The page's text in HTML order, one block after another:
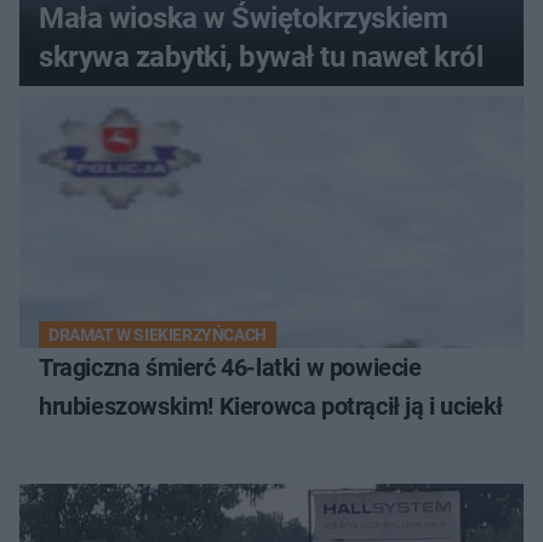
Mała wioska w Świętokrzyskiem
skrywa zabytki, bywał tu nawet król
DRAMAT W SIEKIERZYŃCACH
Tragiczna śmierć 46-latki w powiecie
hrubieszowskim! Kierowca potrącił ją i uciekł